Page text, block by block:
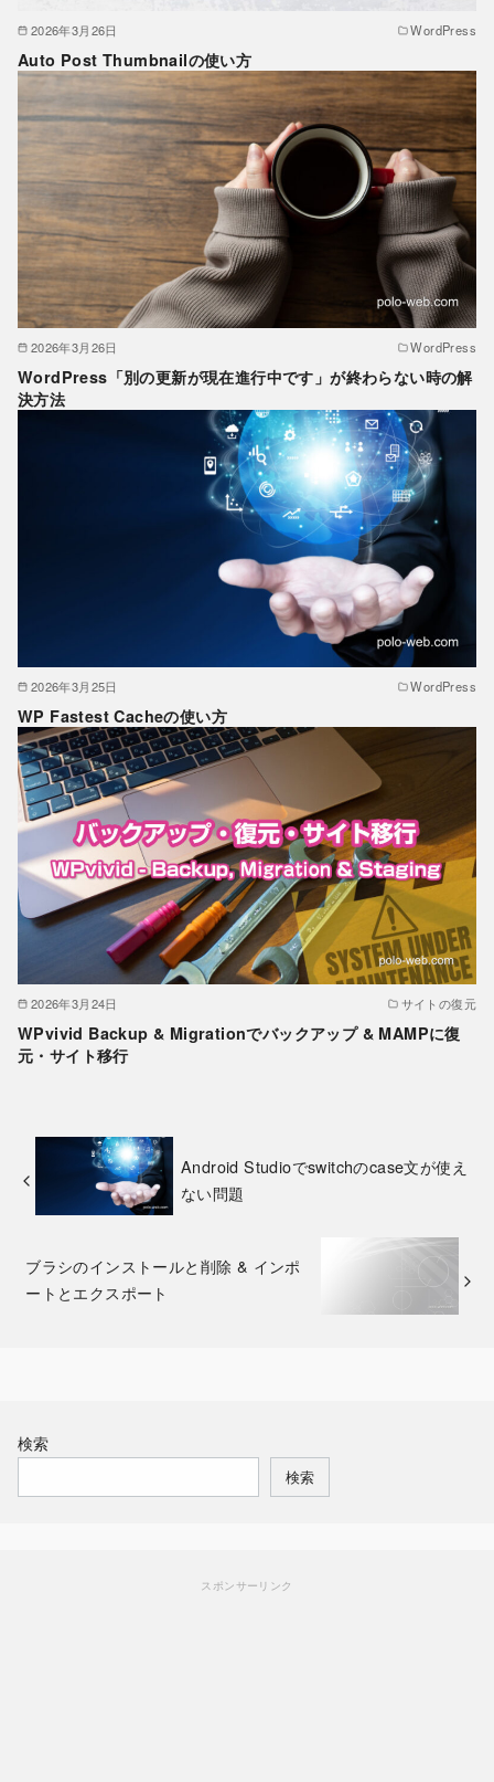
2026年3月26日 WordPress
Auto Post Thumbnailの使い方
2026年3月26日 WordPress
WordPress「別の更新が現在進行中です」が終わらない時の解
決方法
2026年3月25日 WordPress
WP Fastest Cacheの使い方
2026年3月24日 サイトの復元
WPvivid Backup & Migrationでバックアップ & MAMPに復
元・サイト移行
Android Studioでswitchのcase文が使え
ない問題
ブラシのインストールと削除 & インポ
ートとエクスポート
検索
検索
スポンサーリンク